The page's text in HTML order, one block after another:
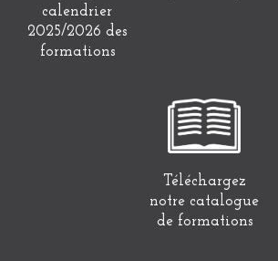
calendrier
2025/2026 des
formations
Téléchargez
notre catalogue
de formations